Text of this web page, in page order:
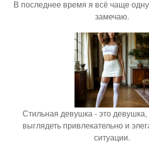
В последнее время я всё чаще
замечаю.
Стильная девушка - это девушка,
выглядеть привлекательно и
ситуации.